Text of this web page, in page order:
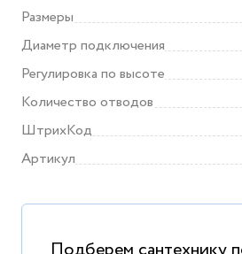
Размеры
Диаметр подключения
Регулировка по высоте
Количество отводов
ШтрихКод
Артикул